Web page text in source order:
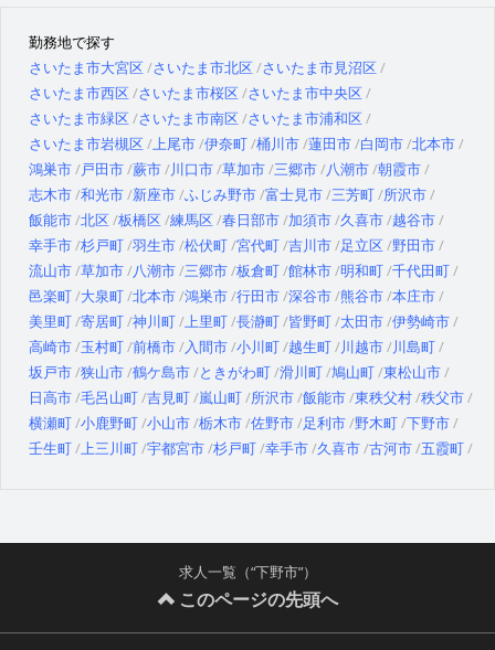
勤務地で探す
さいたま市大宮区 さいたま市北区 さいたま市見沼区
さいたま市西区 さいたま市桜区 さいたま市中央区
さいたま市緑区 さいたま市南区 さいたま市浦和区
さいたま市岩槻区 上尾市 伊奈町 桶川市 蓮田市 白岡市 北本市
鴻巣市 戸田市 蕨市 川口市 草加市 三郷市 八潮市 朝霞市
志木市 和光市 新座市 ふじみ野市 富士見市 三芳町 所沢市
飯能市 北区 板橋区 練馬区 春日部市 加須市 久喜市 越谷市
幸手市 杉戸町 羽生市 松伏町 宮代町 吉川市 足立区 野田市
流山市 草加市 八潮市 三郷市 板倉町 館林市 明和町 千代田町
邑楽町 大泉町 北本市 鴻巣市 行田市 深谷市 熊谷市 本庄市
美里町 寄居町 神川町 上里町 長瀞町 皆野町 太田市 伊勢崎市
高崎市 玉村町 前橋市 入間市 小川町 越生町 川越市 川島町
坂戸市 狭山市 鶴ケ島市 ときがわ町 滑川町 鳩山町 東松山市
日高市 毛呂山町 吉見町 嵐山町 所沢市 飯能市 東秩父村 秩父市
横瀬町 小鹿野町 小山市 栃木市 佐野市 足利市 野木町 下野市
壬生町 上三川町 宇都宮市 杉戸町 幸手市 久喜市 古河市 五霞町
求人一覧（“下野市”）
このページの先頭へ